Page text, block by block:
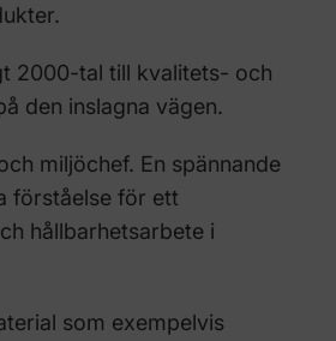
2000-tal till kvalitets- och
den inslagna vägen.
miljöchef. En spännande
förståelse för ett
hållbarhetsarbete i
som exempelvis